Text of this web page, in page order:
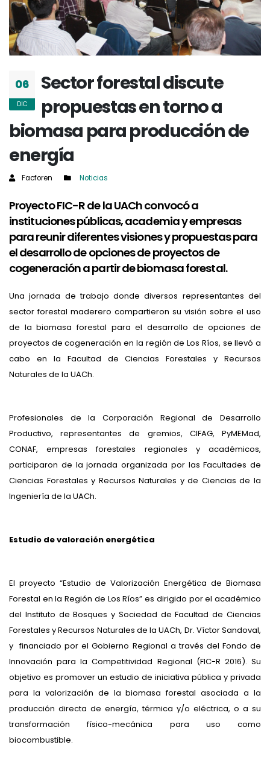
06
DIC
Sector forestal discute
propuestas en torno a
biomasa para producción de
energía
Facforen Noticias
Proyecto FIC-R de la UACh convocó a
instituciones públicas, academia y empresas
para reunir diferentes visiones y propuestas para
el desarrollo de opciones de proyectos de
cogeneración a partir de biomasa forestal.
Una jornada de trabajo donde diversos representantes del
sector forestal maderero compartieron su visión sobre el uso
de la biomasa forestal para el desarrollo de opciones de
proyectos de cogeneración en la región de Los Ríos, se llevó a
cabo en la Facultad de Ciencias Forestales y Recursos
Naturales de la UACh.
Profesionales de la Corporación Regional de Desarrollo
Productivo, representantes de gremios, CIFAG, PyMEMad,
CONAF, empresas forestales regionales y académicos,
participaron de la jornada organizada por las Facultades de
Ciencias Forestales y Recursos Naturales y de Ciencias de la
Ingeniería de la UACh.
Estudio de valoración energética
El proyecto “Estudio de Valorización Energética de Biomasa
Forestal en la Región de Los Ríos” es dirigido por el académico
del Instituto de Bosques y Sociedad de Facultad de Ciencias
Forestales y Recursos Naturales de la UACh, Dr. Víctor Sandoval,
y financiado por el Gobierno Regional a través del Fondo de
Innovación para la Competitividad Regional (FIC-R 2016). Su
objetivo es promover un estudio de iniciativa pública y privada
para la valorización de la biomasa forestal asociada a la
producción directa de energía, térmica y/o eléctrica, o a su
transformación físico-mecánica para uso como
biocombustible.